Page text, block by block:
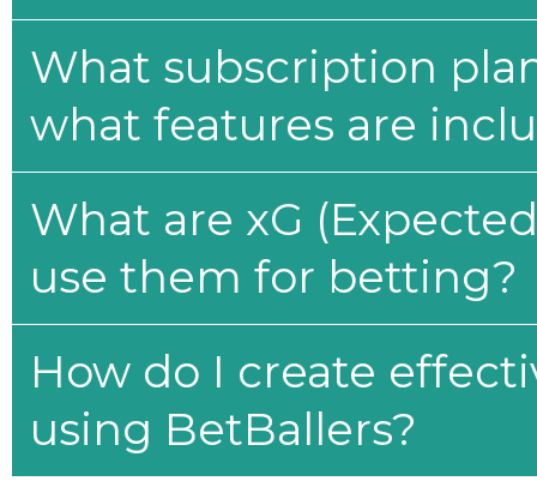
What subscription
what features are
What are xG
use them for betting?
How do I create
using BetBallers?